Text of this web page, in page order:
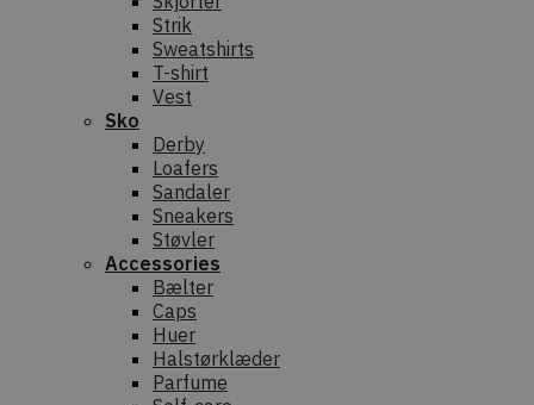
Strik
Sweatshirts
T-shirt
Vest
Sko
Derby
Loafers
Sandaler
Sneakers
Støvler
Accessories
Bælter
Caps
Huer
Halstørklæder
Parfume